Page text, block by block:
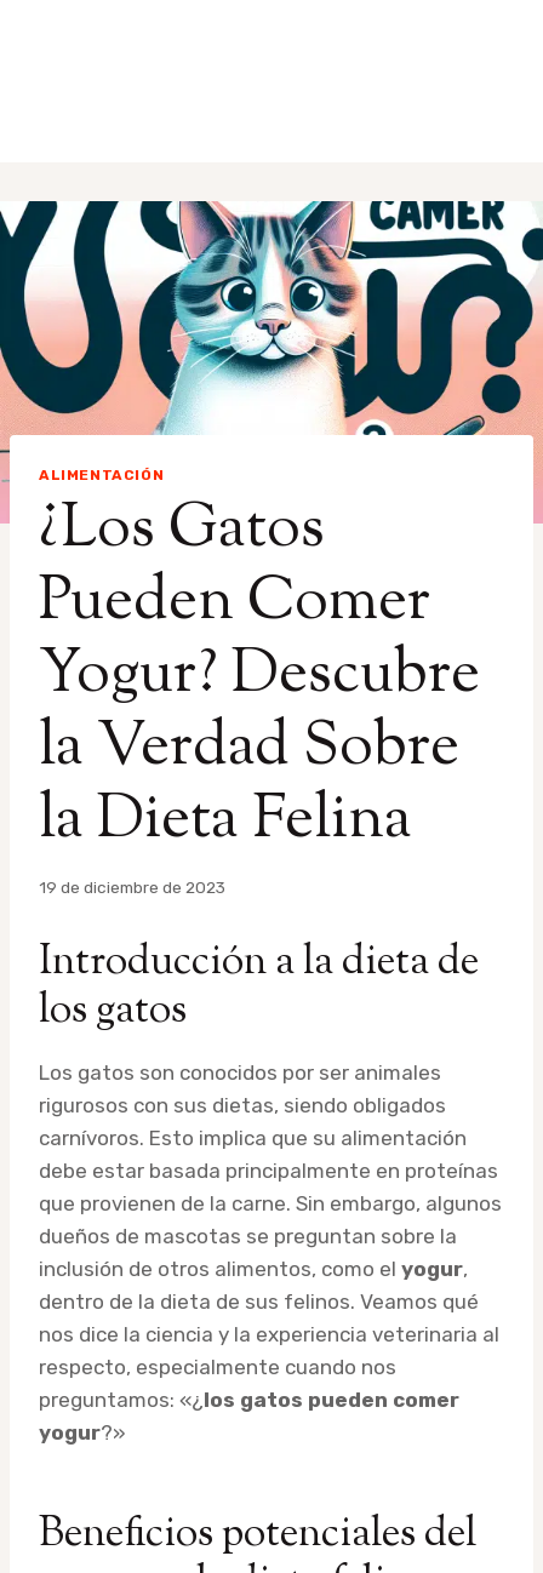
ALIMENTACIÓN
¿Los Gatos
Pueden Comer
Yogur? Descubre
la Verdad Sobre
la Dieta Felina
Por
19 de diciembre de 2023
Introducción a la dieta de
los gatos
Los gatos son conocidos por ser animales
rigurosos con sus dietas, siendo obligados
carnívoros. Esto implica que su alimentación
debe estar basada principalmente en proteínas
que provienen de la carne. Sin embargo, algunos
dueños de mascotas se preguntan sobre la
inclusión de otros alimentos, como el yogur,
dentro de la dieta de sus felinos. Veamos qué
nos dice la ciencia y la experiencia veterinaria al
respecto, especialmente cuando nos
preguntamos: «¿ los gatos pueden comer
yogur?»
Beneficios potenciales del